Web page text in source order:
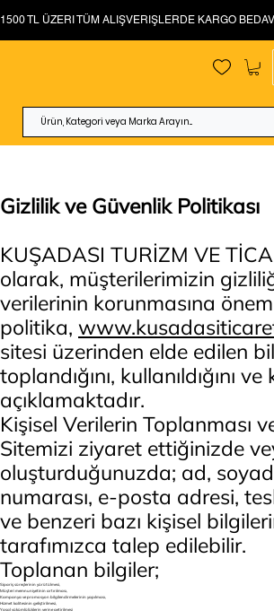
Gizlilik ve Güvenlik Politikası
KUŞADASI TURİZM VE
olarak, müşterilerimizin
verilerinin korunmasına
politika,
sitesi üzerinden elde edilen
toplandığını, kullanıldığını
açıklamaktadır.
Kişisel Verilerin Toplanması
Sitemizi ziyaret ettiğinizde
oluşturduğunuzda; ad,
numarası, e-posta adresi,
ve benzeri bazı kişisel
tarafımızca talep edilebilir.
Toplanan bilgiler;
Sipariş süreçlerinin yürütülmesi,
Müşteri memnuniyetinin artırılması,
Kampanya ve promosyon bilgilendirmelerinin yapılması,
Hizmet kalitesinin geliştirilmesi,
Yasal yükümlülüklerin yerine getirilmesi